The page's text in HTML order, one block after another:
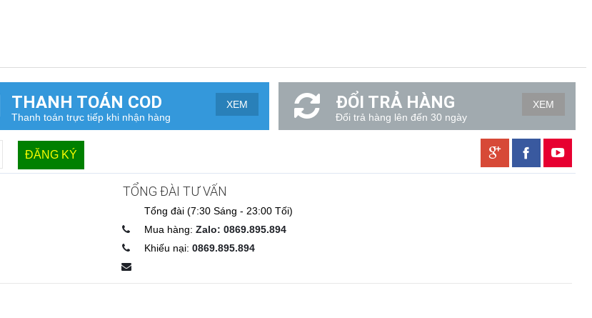
THANH TOÁN COD
Thanh toán trực tiếp khi nhận hàng
XEM ĐỔI TRẢ HÀNG
Đổi trả hàng lên đến 30 ngày
XEM
TỔNG ĐÀI TƯ VẤN
Tổng đài (7:30 Sáng - 23:00 Tối)
Mua hàng: Zalo: 0869.895.894
Khiếu nại: 0869.895.894